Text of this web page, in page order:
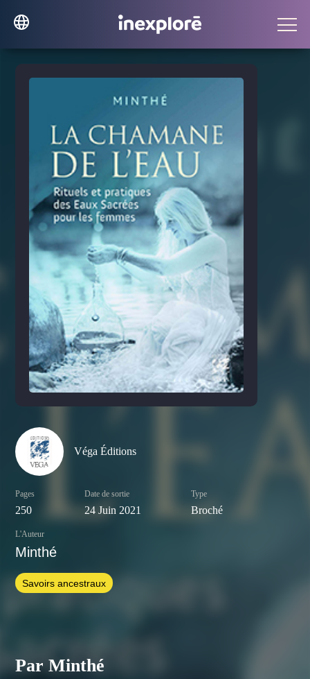
Véga Éditions
Pages
250
Date de sortie
24 Juin 2021
Type
Broché
L'Auteur
Minthé
Savoirs ancestraux
Par Minthé